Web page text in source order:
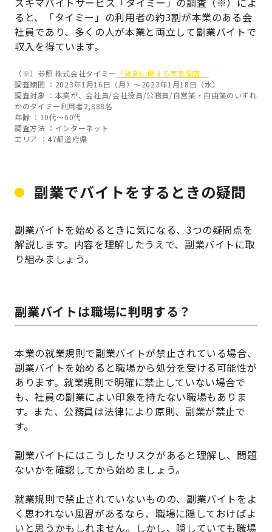
ると、「タイミー」の利用者の約3割が本業のある会
社員であり、多くの人が本業と両立して副業バイトで
収入を得ています。
（※）参照 株式会社タイミー 「副業に関する実態調査」
調査期間 ：2023年1月16日（月）～2023年1月18日（水）
調査対象 ：本業が、会社員/会社役員/公務員/自営業・自由業のいずれ
かのタイミー利用者2,888名
年齢 ：10代～60代
調査方法 ：インターネット
エリア ：47都道府県
副業でバイトをするときの疑問
副業バイトを始めるときに気になる、3つの疑問点を
解説します。内容を理解したうえで、副業バイトに取
り組みましょう。
副業バイトは職場に判明する？
本業の就業規則で副業バイトが禁止されている場合、
副業バイトを始めると職場から処分を受ける可能性が
あります。就業規則で明確に禁止していない場合で
も、社員の副業によい印象を持たない職場もありま
す。また、公務員は法律により原則、副業が禁止で
す。
副業バイトにはこうしたリスクがあると理解し、問題
ないかを確認してから始めましょう。
就業規則で禁止されていないものの、副業バイトをよ
く思われない風習があるなら、職場に隠しておけばよ
いと思うかもしれません。しかし、隠していても職場